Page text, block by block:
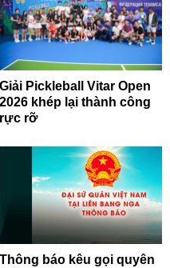
Giải Pickleball Vitar Open
2026 khép lại thành công
rực rỡ
Thông báo kêu gọi quyên